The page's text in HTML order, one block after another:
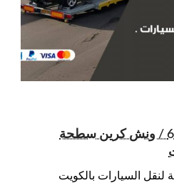
ونش الزور / 65557275 / ونش كرين سطحة
السيارات بالكويت